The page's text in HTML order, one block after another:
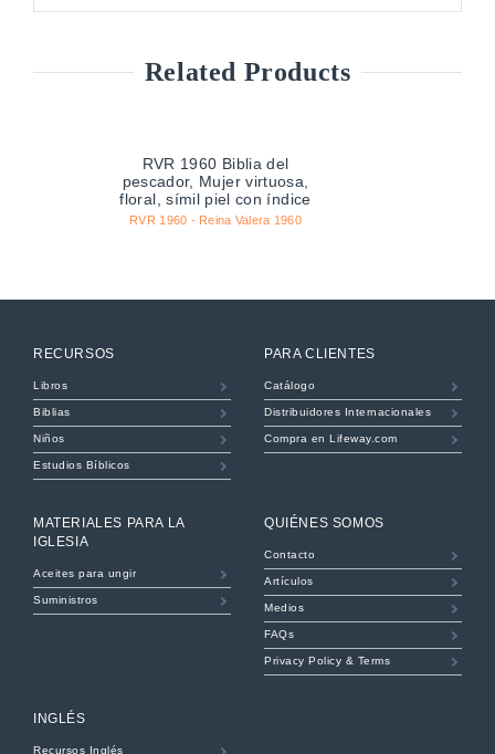
Related Products
RVR 1960 Biblia del
pescador, Mujer virtuosa,
floral, símil piel con índice
RVR 1960 - Reina Valera 1960
RECURSOS
Libros
Biblias
Niños
Estudios Bíblicos
PARA CLIENTES
Catálogo
Distribuidores Internacionales
Compra en Lifeway.com
QUIÉNES SOMOS
Contacto
Artículos
Medios
FAQs
Privacy Policy & Terms
INGLÉS
Recursos Inglés
MATERIALES PARA LA
IGLESIA
Aceites para ungir
Suministros